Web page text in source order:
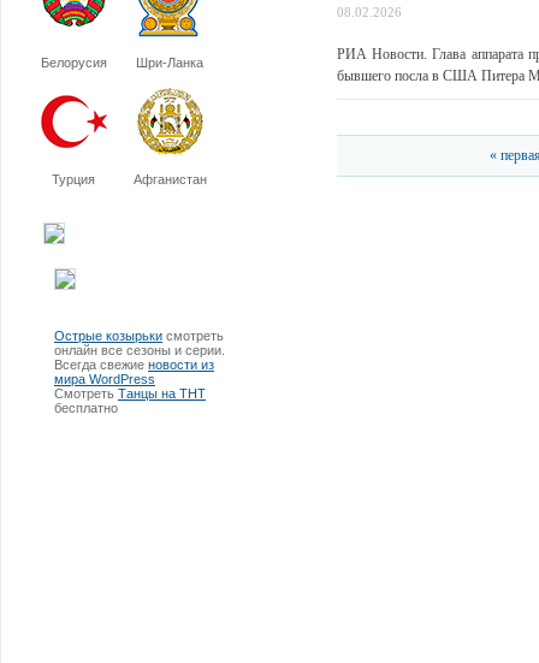
Белорусия Шри-Ланка
Турция Афганистан
Острые козырьки смотреть
онлайн все сезоны и серии.
Всегда свежие новости из
мира WordPress
Смотреть Танцы на ТНТ
бесплатно
08.02.2026
РИА Новости. Глава аппарата
бывшего посла в США Питера
«